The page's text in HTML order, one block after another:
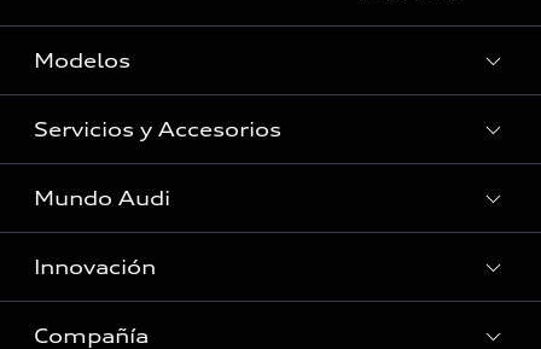
Modelos
Todos los modelos
Vehículos en stock
Servicios y Accesorios
Servicios al cliente
Asistencia Audi
Red de Servicio Oficial
Mundo Audi
Audi Lounge
Audi Driving Center
Innovación
E-movilidad
Compañía